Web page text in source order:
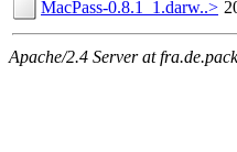
MacPass-0.8.1_1.darw..>
Apache/2.4 Server at